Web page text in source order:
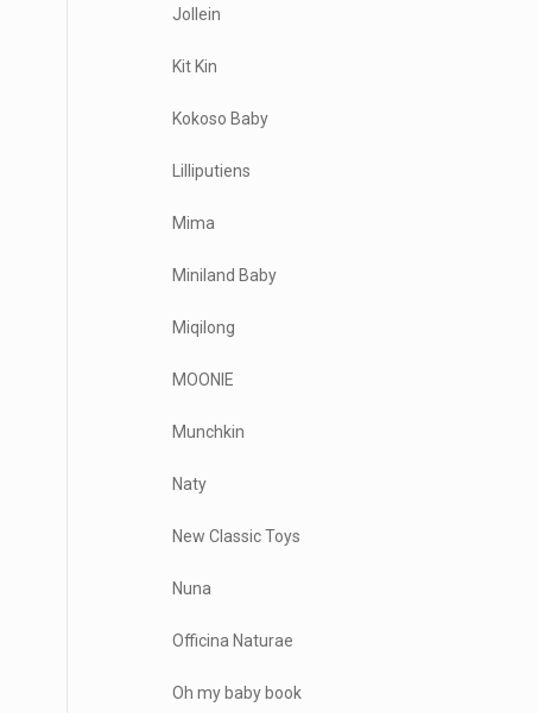
Jollein
Kit Kin
Kokoso Baby
Lilliputiens
Mima
Miniland Baby
Miqilong
MOONIE
Munchkin
Naty
New Classic Toys
Nuna
Officina Naturae
Oh my baby book